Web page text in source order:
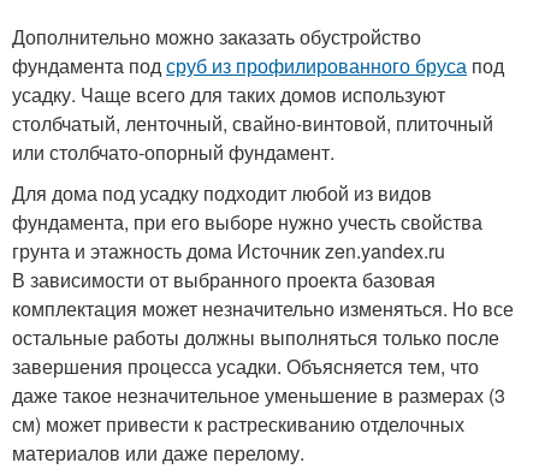
Дополнительно можно заказать обустройство
фундамента подсруб из профилированного бруса под
усадку. Чаще всего для таких домов используют
столбчатый, ленточный, свайно-винтовой, плиточный
или столбчато-опорный фундамент.
Для дома под усадку подходит любой из видов
фундамента, при его выборе нужно учесть свойства
грунта и этажность дома Источник zen.yandex.ru
В зависимости от выбранного проекта базовая
комплектация может незначительно изменяться. Но все
остальные работы должны выполняться только после
завершения процесса усадки. Объясняется тем, что
даже такое незначительное уменьшение в размерах (3
см) может привести к растрескиванию отделочных
материалов или даже перелому.